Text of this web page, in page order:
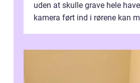
uden at skulle grave hele
kamera ført ind i rørene kan